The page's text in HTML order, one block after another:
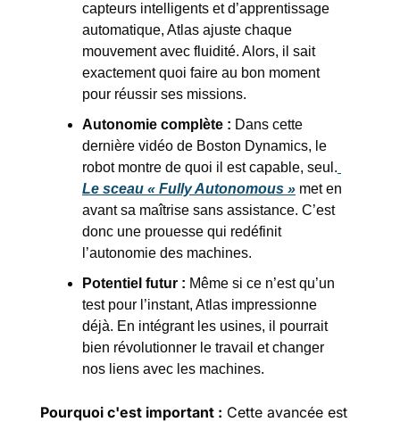
capteurs intelligents et d’apprentissage
automatique, Atlas ajuste chaque
mouvement avec fluidité. Alors, il sait
exactement quoi faire au bon moment
pour réussir ses missions.
Autonomie complète : Dans cette
dernière vidéo de Boston Dynamics, le
robot montre de quoi il est capable, seul.
Le sceau « Fully Autonomous » met en
avant sa maîtrise sans assistance. C’est
donc une prouesse qui redéfinit
l’autonomie des machines.
Potentiel futur : Même si ce n’est qu’un
test pour l’instant, Atlas impressionne
déjà. En intégrant les usines, il pourrait
bien révolutionner le travail et changer
nos liens avec les machines.
Pourquoi c'est important : Cette avancée est